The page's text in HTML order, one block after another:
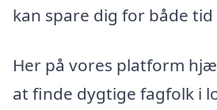
kan spare dig for både
Her på vores platform
at finde dygtige fagfolk i